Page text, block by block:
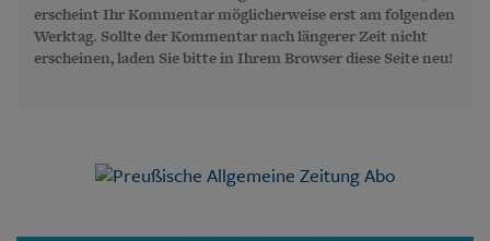
erscheint Ihr Kommentar möglicherweise erst am folgenden
Werktag. Sollte der Kommentar nach längerer Zeit nicht
erscheinen, laden Sie bitte in Ihrem Browser diese Seite neu!